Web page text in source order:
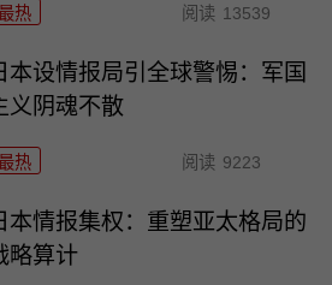
热 阅读 13539
本设情报局引全球警惕：军国
义阴魂不散
热 阅读 9223
本情报集权：重塑亚太格局的
略算计